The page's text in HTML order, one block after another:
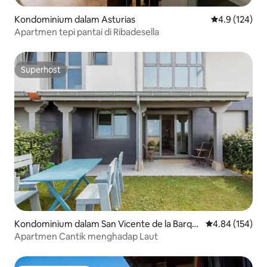
Kondominium dalam Asturias Penarafan
4.9 (124)
Apartmen tepi pantai di Ribadesella
Superhost
Superhost
Kondominium dalam San Vicente de la Barqu
era
Penarafan
4.84 (154)
Apartmen Cantik menghadap Laut